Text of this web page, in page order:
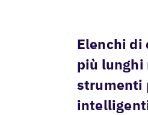
Elenchi di
più lunghi
strumenti